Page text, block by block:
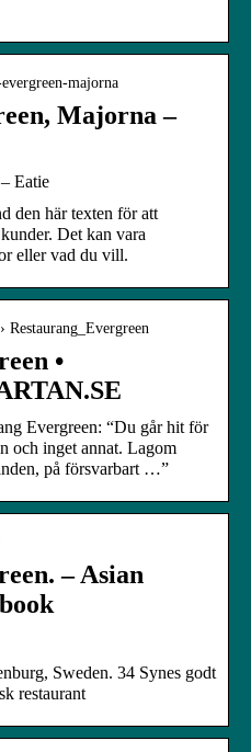
majorna
Majorna –
Eatie
den här texten för att
Det kan vara
eller vad du vill.
Restaurang_Evergreen
•
Evergreen: “Du går hit för
och inget annat. Lagom
på försvarbart …”
– Asian
Sweden. 34 Synes godt
restaurant